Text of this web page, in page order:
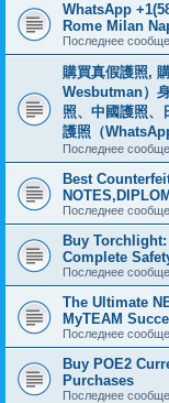
WhatsApp
Rome Milan
Последнее
購買真假護照,
Wesbutman）
照、中國護照、
護照（
Последнее
Best
Последнее
Buy
Complete
Последнее
The Ultimate
MyTEAM
Последнее
Buy POE2
Purchases
Последнее